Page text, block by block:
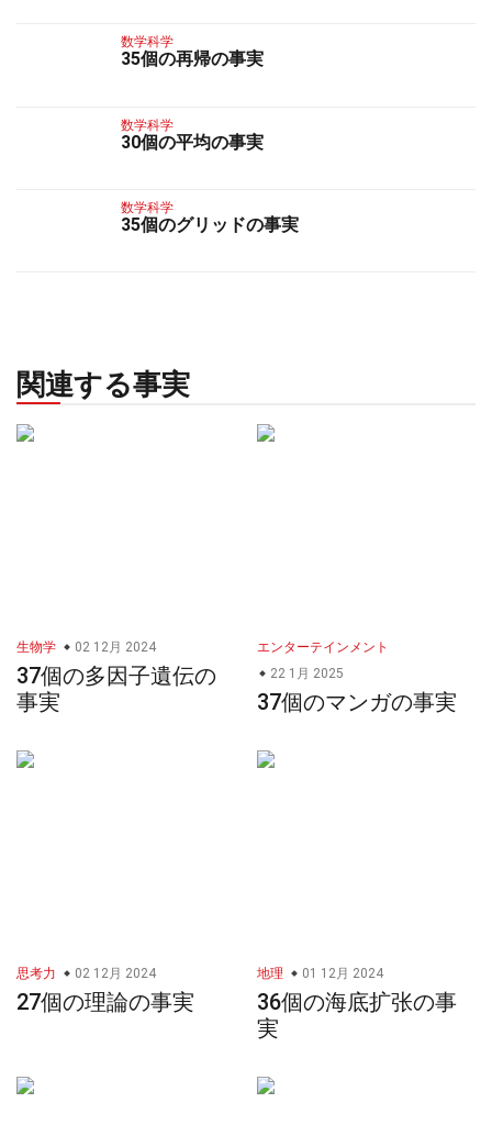
数学科学
35個の再帰の事実
数学科学
30個の平均の事実
数学科学
35個のグリッドの事実
関連する事実
生物学 02 12月 2024
37個の多因子遺伝の
事実
エンターテインメント
22 1月 2025
37個のマンガの事実
思考力 02 12月 2024
27個の理論の事実
地理 01 12月 2024
36個の海底扩张の事
実